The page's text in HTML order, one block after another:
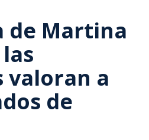
de Martina
valoran a
de